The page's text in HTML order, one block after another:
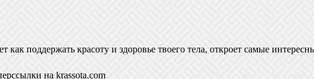
поддержать красоту и здоровье твоего тела, откроет самые
на krassota.com